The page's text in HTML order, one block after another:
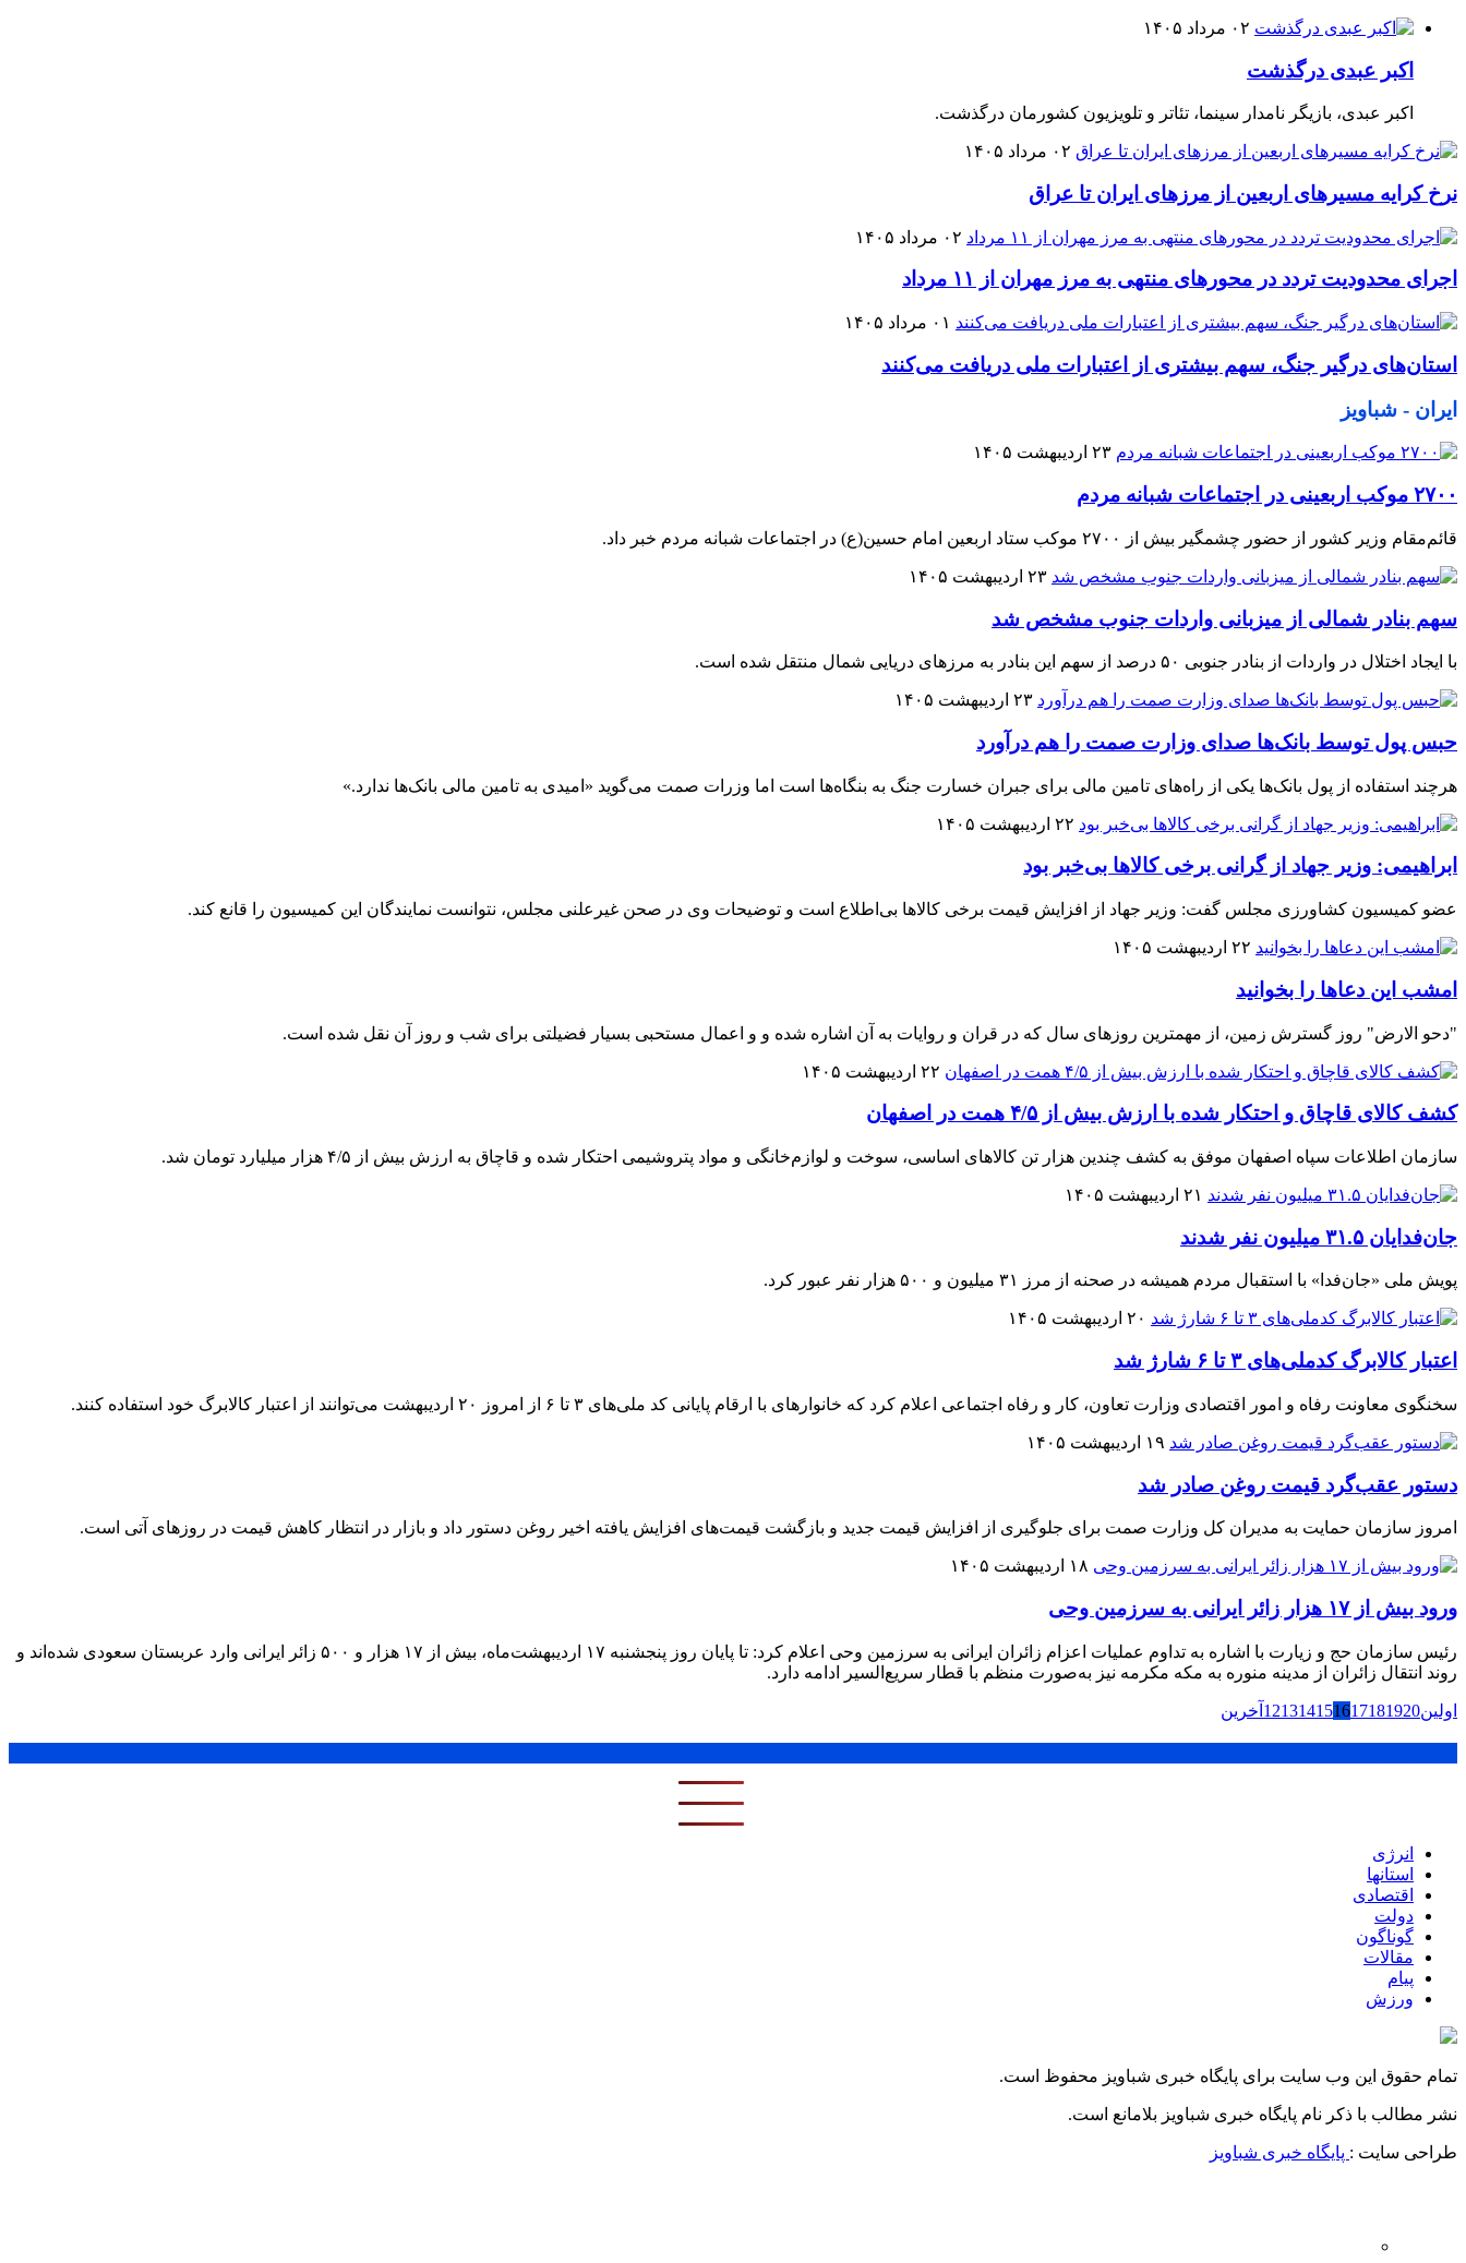
۰۲ مرداد ۱۴۰۵
اکبر عبدی درگذشت
اکبر عبدی، بازیگر نامدار سینما، تئاتر و تلویزیون کشورمان درگذشت.
۰۲ مرداد ۱۴۰۵
نرخ کرایه مسیرهای اربعین از مرزهای ایران تا عراق
۰۲ مرداد ۱۴۰۵
اجرای محدودیت تردد در محورهای منتهی به مرز مهران از ۱۱ مرداد
۰۱ مرداد ۱۴۰۵
استان‌های درگیر جنگ، سهم بیشتری از اعتبارات ملی دریافت می‌کنند
ایران - شباویز
۲۳ اردیبهشت ۱۴۰۵
۲۷۰۰ موکب اربعینی در اجتماعات شبانه مردم
قائم‌مقام وزیر کشور از حضور چشمگیر بیش از ۲۷۰۰ موکب ستاد اربعین امام حسین(ع) در اجتماعات شبانه مردم خبر داد.
۲۳ اردیبهشت ۱۴۰۵
سهم بنادر شمالی از میزبانی واردات جنوب مشخص شد
با ایجاد اختلال در واردات از بنادر جنوبی ۵۰ درصد از سهم این بنادر به مرزهای دریایی شمال منتقل شده است.
۲۳ اردیبهشت ۱۴۰۵
حبس پول توسط بانک‌ها صدای وزارت صمت را هم درآورد
هرچند استفاده از پول بانک‌ها یکی از راه‌های تامین مالی برای جبران خسارت جنگ به بنگاه‌ها است اما وزرات صمت می‌گوید «امیدی به تامین مالی بانک‌ها ندارد.»
۲۲ اردیبهشت ۱۴۰۵
ابراهیمی: وزیر جهاد از گرانی برخی کالاها بی‌خبر بود
عضو کمیسیون کشاورزی مجلس گفت: وزیر جهاد از افزایش قیمت برخی کالاها بی‌اطلاع است و توضیحات وی در صحن غیرعلنی مجلس، نتوانست نمایندگان این کمیسیون را قانع کند.
۲۲ اردیبهشت ۱۴۰۵
امشب این دعاها را بخوانید
"دحو الارض" روز گسترش زمین، از مهمترین روزهای سال که در قران و روایات به آن اشاره شده و و اعمال مستحبی بسیار فضیلتی برای شب و روز آن نقل شده است.
۲۲ اردیبهشت ۱۴۰۵
کشف کالای قاچاق و احتکار شده با ارزش بیش از ۴/۵ همت در اصفهان
سازمان اطلاعات سپاه اصفهان موفق به کشف چندین هزار تن کالاهای اساسی، سوخت و لوازم‌خانگی و مواد پتروشیمی احتکار شده و قاچاق به ارزش بیش از ۴/۵ هزار میلیارد تومان شد.
۲۱ اردیبهشت ۱۴۰۵
جان‌فدایان ۳۱.۵ میلیون نفر شدند
پویش ملی «جان‌فدا» با استقبال مردم همیشه در صحنه از مرز ۳۱ میلیون و ۵۰۰ هزار نفر عبور کرد.
۲۰ اردیبهشت ۱۴۰۵
اعتبار کالابرگ کدملی‌های ۳ تا ۶ شارژ شد
سخنگوی معاونت رفاه و امور اقتصادی وزارت تعاون، کار و رفاه اجتماعی اعلام کرد که خانوارهای با ارقام پایانی کد ملی‌های ۳ تا ۶ از امروز ۲۰ اردیبهشت می‌توانند از اعتبار کالابرگ خود استفاده کنند.
۱۹ اردیبهشت ۱۴۰۵
دستور عقب‌گرد قیمت روغن صادر شد
امروز سازمان حمایت به مدیران کل وزارت صمت برای جلوگیری از افزایش قیمت‌ جدید و بازگشت قیمت‌های افزایش یافته اخیر روغن دستور داد و بازار در انتظار کاهش قیمت در روزهای آتی است.
۱۸ اردیبهشت ۱۴۰۵
ورود بیش از ۱۷ هزار زائر ایرانی به سرزمین وحی
رئیس سازمان حج و زیارت با اشاره به تداوم عملیات اعزام زائران ایرانی به سرزمین وحی اعلام کرد: تا پایان روز پنجشنبه ۱۷ اردیبهشت‌ماه، بیش از ۱۷ هزار و ۵۰۰ زائر ایرانی وارد عربستان سعودی شده‌اند و
روند انتقال زائران از مدینه منوره به مکه مکرمه نیز به‌صورت منظم با قطار سریع‌السیر ادامه دارد.
اولین 121314151617181920 آخرین
انرژی
استانها
اقتصادی
دولت
گوناگون
مقالات
پیام
ورزش
تمام حقوق این وب سایت برای پایگاه خبری شباویز محفوظ است.
نشر مطالب با ذکر نام پایگاه خبری شباویز بلامانع است.
طراحی سایت : پایگاه خبری شباویز